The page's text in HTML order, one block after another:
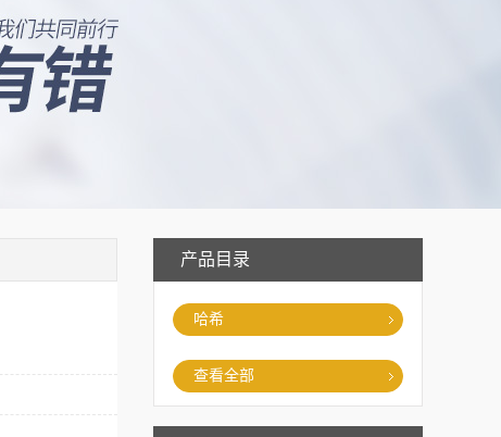
产品目录
哈希
查看全部